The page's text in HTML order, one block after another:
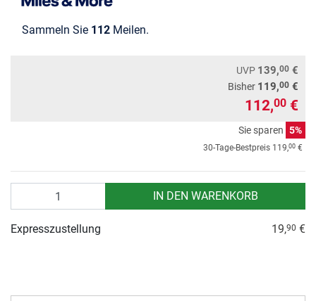
Sammeln Sie 112 Meilen.
UVP 139,00 €
Bisher 119,00 €
112,00 €
Sie sparen 5%
30-Tage-Bestpreis 119,00 €
IN DEN WARENKORB
Expresszustellung 19,90 €